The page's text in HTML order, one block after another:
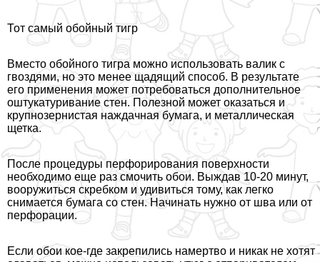
Тот самый обойный тигр
Вместо обойного тигра можно использовать валик с
гвоздями, но это менее щадящий способ. В результате
его применения может потребоваться дополнительное
оштукатуривание стен. Полезной может оказаться и
крупнозернистая наждачная бумага, и металлическая
щетка.
После процедуры перфорирования поверхности
необходимо еще раз смочить обои. Выждав 10-20 минут,
вооружиться скребком и удивиться тому, как легко
снимается бумага со стен. Начинать нужно от шва или от
перфорации.
Если обои кое-где закрепились намертво и никак не хотят